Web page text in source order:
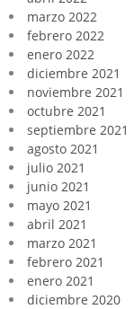
marzo 2022
febrero 2022
enero 2022
diciembre 2021
noviembre 2021
octubre 2021
septiembre 2021
agosto 2021
julio 2021
junio 2021
mayo 2021
abril 2021
marzo 2021
febrero 2021
enero 2021
diciembre 2020